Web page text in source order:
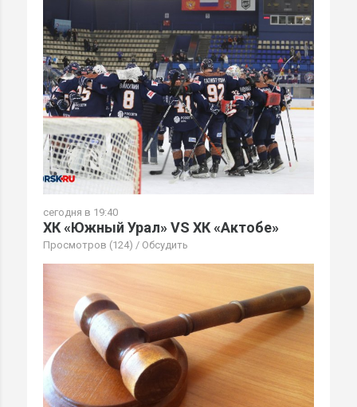
сегодня в 19:40
ХК «Южный Урал» VS ХК «Актобе»
Просмотров (124) / Обсудить